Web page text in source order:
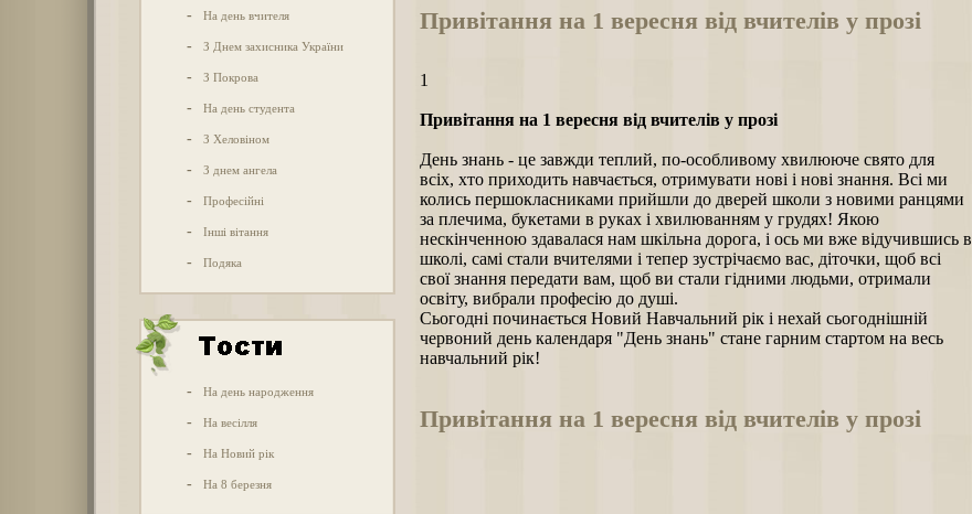
- На день вчителя
- З Днем захисника України
- З Покрова
- На день студента
- З Хеловіном
- З днем ангела
- Професійні
- Інші вітання
- Подяка
- На день народження
- На весілля
- На Новий рік
- На 8 березня
Привітання на 1 вересня від вчителів у прозі
1
Привітання на 1 вересня від вчителів у прозі
День знань - це завжди теплий, по-особливому хвилююче свято для
всіх, хто приходить навчається, отримувати нові і нові знання. Всі ми
колись першокласниками прийшли до дверей школи з новими ранцями
за плечима, букетами в руках і хвилюванням у грудях! Якою
нескінченною здавалася нам шкільна дорога, і ось ми вже відучившись в
школі, самі стали вчителями і тепер зустрічаємо вас, діточки, щоб всі
свої знання передати вам, щоб ви стали гідними людьми, отримали
освіту, вибрали професію до душі.
Сьогодні починається Новий Навчальний рік і нехай сьогоднішній
червоний день календаря "День знань" стане гарним стартом на весь
навчальний рік!
Привітання на 1 вересня від вчителів у прозі